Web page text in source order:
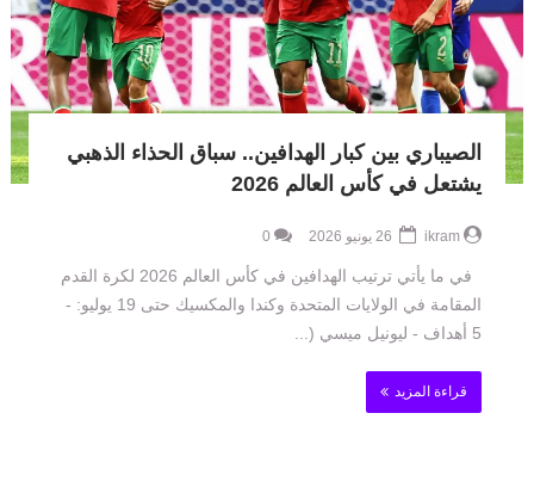
الصيباري بين كبار الهدافين.. سباق الحذاء الذهبي
يشتعل في كأس العالم 2026
ikram
0
في ما يأتي ترتيب الهدافين في كأس العالم 2026 لكرة القدم
المقامة في الولايات المتحدة وكندا والمكسيك حتى 19 يوليو: -
5 أهداف - ليونيل ميسي (...
قراءة المزيد